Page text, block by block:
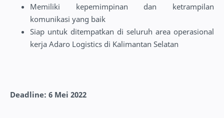
Memiliki kepemimpinan dan ketrampilan
komunikasi yang baik
Siap untuk ditempatkan di seluruh area operasional
kerja Adaro Logistics di Kalimantan Selatan
Deadline: 6 Mei 2022